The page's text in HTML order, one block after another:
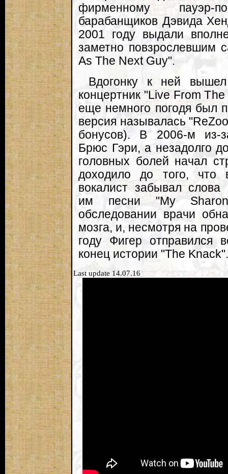
фирменному
барабанщиков Дэвида
2001 году выдали
заметно повзрослевшим
As The Next Guy".
Вдогонку к ней
концертник "Live From
еще немного погодя был
версия называлась
бонусов). В 2006-м из-
Брюс Гэри, а незадолго
головных болей начал
доходило до того, что
вокалист забывал слова
им песни "My
обследовании врачи
мозга, и, несмотря на
году Фигер отправился
конец истории "The Knack".
Last update 14.07.16